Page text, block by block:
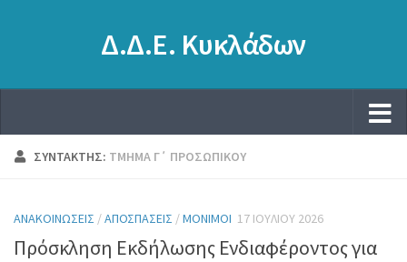
Δ.Δ.Ε. Κυκλάδων
ΣΥΝΤΆΚΤΗΣ: ΤΜΉΜΑ Γ΄ ΠΡΟΣΩΠΙΚΟΎ
ΑΝΑΚΟΙΝΏΣΕΙΣ /ΑΠΟΣΠΆΣΕΙΣ /ΜΌΝΙΜΟΙ 17 ΙΟΥΛΊΟΥ 2026
Πρόσκληση Εκδήλωσης Ενδιαφέροντος για